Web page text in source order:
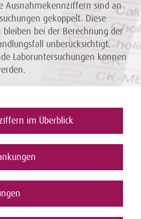
Ausnahmekennziffern sind an
gekoppelt. Diese
bleiben bei der Berechnung der
unberücksichtigt.
Laboruntersuchungen können
im Überblick